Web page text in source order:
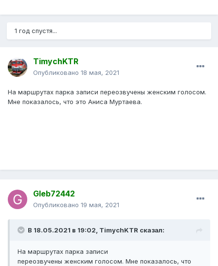
1 год спустя...
TimychKTR
Опубликовано 18 мая, 2021
На маршрутах парка записи переозвучены женским голосом.
Мне показалось, что это Аниса Муртаева.
Gleb72442
Опубликовано 19 мая, 2021
В 18.05.2021 в 19:02, TimychKTR сказал:
На маршрутах парка записи
переозвучены женским голосом. Мне показалось, что